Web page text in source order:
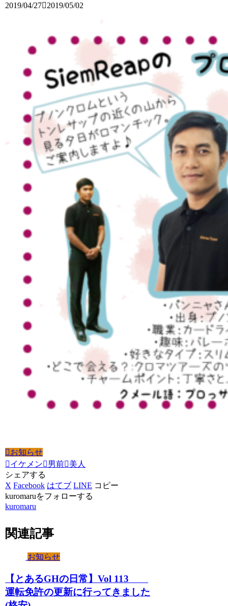
2019/04/27 2019/05/02
お知らせ
イケメン
男前
美人
シェアする
X Facebook はてブ LINE コピー
kuromaruをフォローする
kuromaru
関連記事
お知らせ
【とあるGHの日常】Vol 113
運転免許の更新に行ってきました